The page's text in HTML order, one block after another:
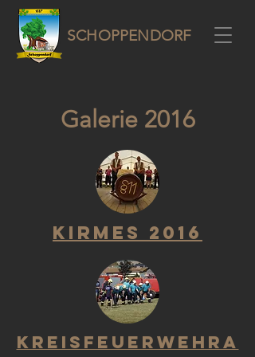
SCHOPPENDORF
Galerie 2016
Kirmes 2016
Kreisfeuerwehra